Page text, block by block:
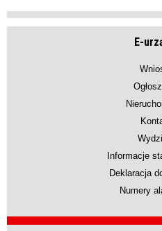
E-
Informacje
Deklaracja
Numery